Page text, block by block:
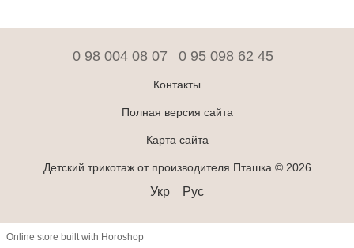
0 98 004 08 07 0 95 098 62 45
Контакты
Полная версия сайта
Карта сайта
Детский трикотаж от производителя Пташка © 2026
Укр Рус
Online store built with Horoshop